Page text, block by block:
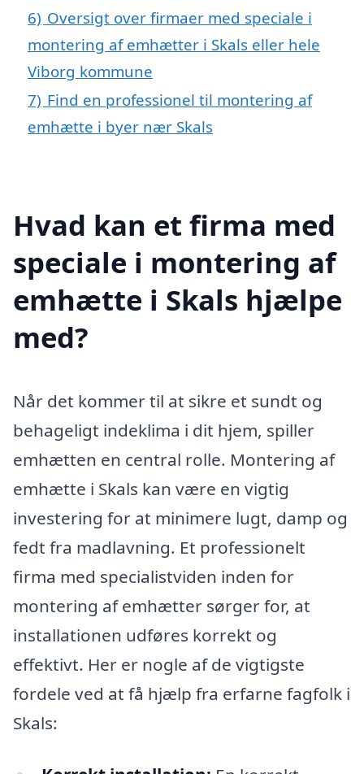
6) Oversigt over firmaer med speciale i
montering af emhætter i Skals eller hele
Viborg kommune
7) Find en professionel til montering af
emhætte i byer nær Skals
Hvad kan et firma med
speciale i montering af
emhætte i Skals hjælpe
med?
Når det kommer til at sikre et sundt og
behageligt indeklima i dit hjem, spiller
emhætten en central rolle. Montering af
emhætte i Skals kan være en vigtig
investering for at minimere lugt, damp og
fedt fra madlavning. Et professionelt
firma med specialistviden inden for
montering af emhætter sørger for, at
installationen udføres korrekt og
effektivt. Her er nogle af de vigtigste
fordele ved at få hjælp fra erfarne fagfolk i
Skals: